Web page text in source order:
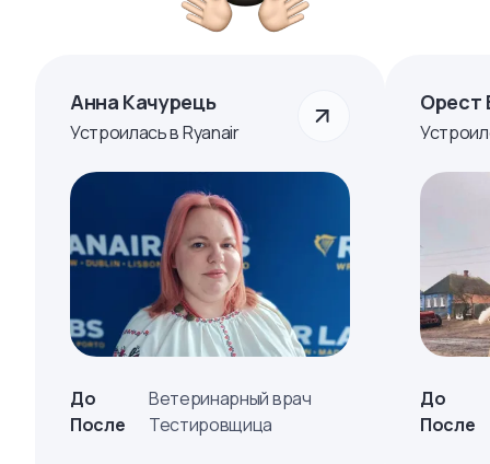
Анна Качурець
Устроилась в Ryanair
До
Ветеринарный врач
После
Тестировщица
Орест
До
После